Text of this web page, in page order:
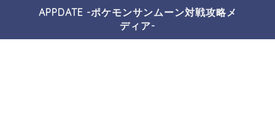
APPDATE -ポケモンサンムーン対戦攻略メ
ディア-